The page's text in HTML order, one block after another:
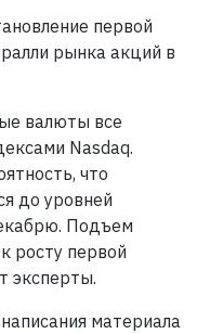
первой
рынка акций в
валюты все
Nasdaq.
что
до уровней
Подъем
росту первой
эксперты.
материала